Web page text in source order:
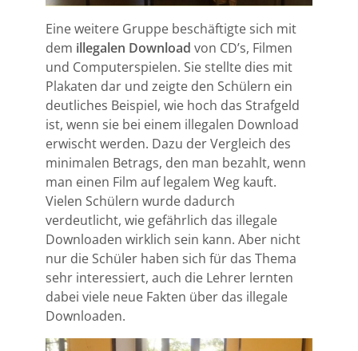
Eine weitere Gruppe beschäftigte sich mit
dem illegalen Download von CD’s, Filmen
und Computerspielen. Sie stellte dies mit
Plakaten dar und zeigte den Schülern ein
deutliches Beispiel, wie hoch das Strafgeld
ist, wenn sie bei einem illegalen Download
erwischt werden. Dazu der Vergleich des
minimalen Betrags, den man bezahlt, wenn
man einen Film auf legalem Weg kauft.
Vielen Schülern wurde dadurch
verdeutlicht, wie gefährlich das illegale
Downloaden wirklich sein kann. Aber nicht
nur die Schüler haben sich für das Thema
sehr interessiert, auch die Lehrer lernten
dabei viele neue Fakten über das illegale
Downloaden.